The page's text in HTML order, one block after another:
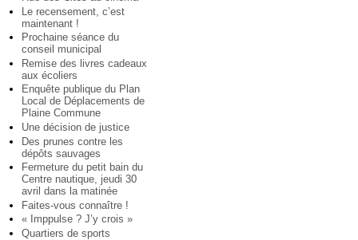
Le recensement, c’est
maintenant !
Prochaine séance du
conseil municipal
Remise des livres cadeaux
aux écoliers
Enquête publique du Plan
Local de Déplacements de
Plaine Commune
Une décision de justice
Des prunes contre les
dépôts sauvages
Fermeture du petit bain du
Centre nautique, jeudi 30
avril dans la matinée
Faites-vous connaître !
« Imppulse ? J’y crois »
Quartiers de sports